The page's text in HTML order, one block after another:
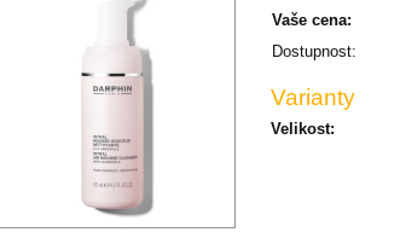
Vaše cena:
Dostupnost:
Varianty
Velikost: